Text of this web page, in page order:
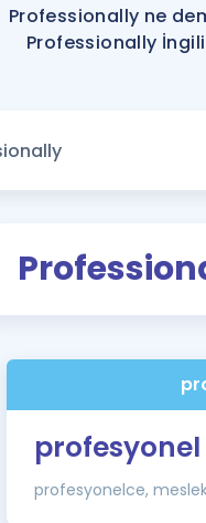
Professionally ne
Professionally
profesyonelce,